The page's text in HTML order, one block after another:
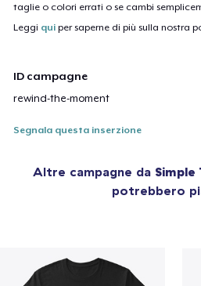
taglie o colori errati o se cambi
Leggi qui per saperne di più sulla nostra
ID campagne
rewind-the-moment
Segnala questa inserzione
Altre campagne da Simple
potrebbero